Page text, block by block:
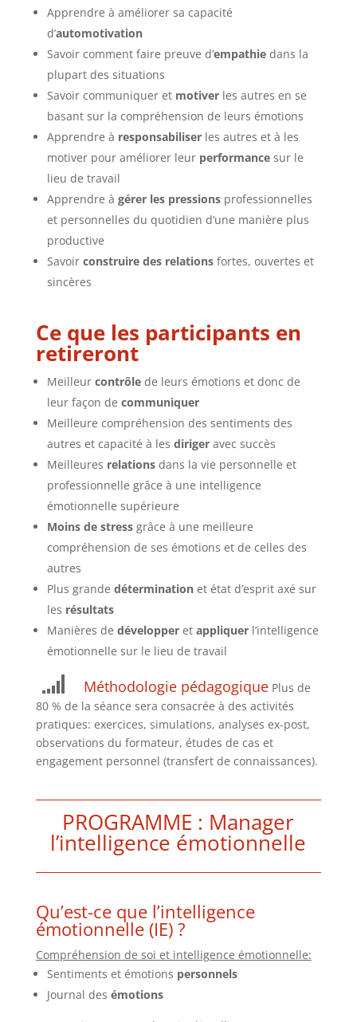
Apprendre à améliorer sa capacité
d’automotivation
Savoir comment faire preuve d’empathiedans la
plupart des situations
Savoir communiquer et motiverles autres en se
basant sur la compréhension de leurs émotions
Apprendre à responsabiliserles autres et à les
motiver pour améliorer leur performancesur le
lieu de travail
Apprendre à gérer les pressionsprofessionnelles
et personnelles du quotidien d’une manière plus
productive
Savoir construire des relationsfortes, ouvertes et
sincères
Ce que les participants en
retireront
Meilleur contrôlede leurs émotions et donc de
leur façon de communiquer
Meilleure compréhension des sentiments des
autres et capacité à les dirigeravec succès
Meilleures relationsdans la vie personnelle et
professionnelle grâce à une intelligence
émotionnelle supérieure
Moins de stressgrâce à une meilleure
compréhension de ses émotions et de celles des
autres
Plus grande déterminationet état d’esprit axé sur
les résultats
Manières de développeret appliquerl’intelligence
émotionnelle sur le lieu de travail
Méthodologie pédagogiquePlus de
80 % de la séance sera consacrée à des activités
pratiques: exercices, simulations, analyses ex-post,
observations du formateur, études de cas et
engagement personnel (transfert de connaissances).
PROGRAMME : Manager
l’intelligence émotionnelle
Qu’est-ce que l’intelligence
émotionnelle (IE) ?
Compréhension de soi et intelligence émotionnelle:
Sentiments et émotions personnels
Journal des émotions